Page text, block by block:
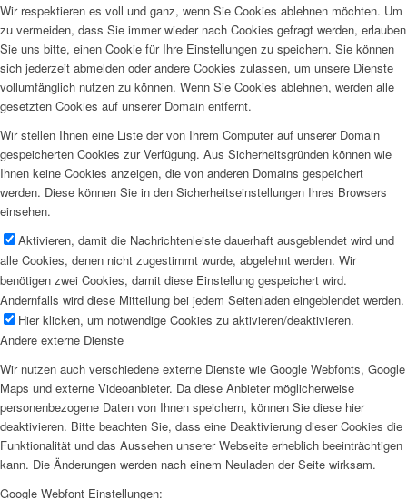
Wir respektieren es voll und ganz, wenn Sie Cookies ablehnen möchten. Um
zu vermeiden, dass Sie immer wieder nach Cookies gefragt werden, erlauben
Sie uns bitte, einen Cookie für Ihre Einstellungen zu speichern. Sie können
sich jederzeit abmelden oder andere Cookies zulassen, um unsere Dienste
vollumfänglich nutzen zu können. Wenn Sie Cookies ablehnen, werden alle
gesetzten Cookies auf unserer Domain entfernt.
Wir stellen Ihnen eine Liste der von Ihrem Computer auf unserer Domain
gespeicherten Cookies zur Verfügung. Aus Sicherheitsgründen können wie
Ihnen keine Cookies anzeigen, die von anderen Domains gespeichert
werden. Diese können Sie in den Sicherheitseinstellungen Ihres Browsers
einsehen.
Aktivieren, damit die Nachrichtenleiste dauerhaft ausgeblendet wird und
alle Cookies, denen nicht zugestimmt wurde, abgelehnt werden. Wir
benötigen zwei Cookies, damit diese Einstellung gespeichert wird.
Andernfalls wird diese Mitteilung bei jedem Seitenladen eingeblendet werden.
Hier klicken, um notwendige Cookies zu aktivieren/deaktivieren.
Andere externe Dienste
Wir nutzen auch verschiedene externe Dienste wie Google Webfonts, Google
Maps und externe Videoanbieter. Da diese Anbieter möglicherweise
personenbezogene Daten von Ihnen speichern, können Sie diese hier
deaktivieren. Bitte beachten Sie, dass eine Deaktivierung dieser Cookies die
Funktionalität und das Aussehen unserer Webseite erheblich beeinträchtigen
kann. Die Änderungen werden nach einem Neuladen der Seite wirksam.
Google Webfont Einstellungen: